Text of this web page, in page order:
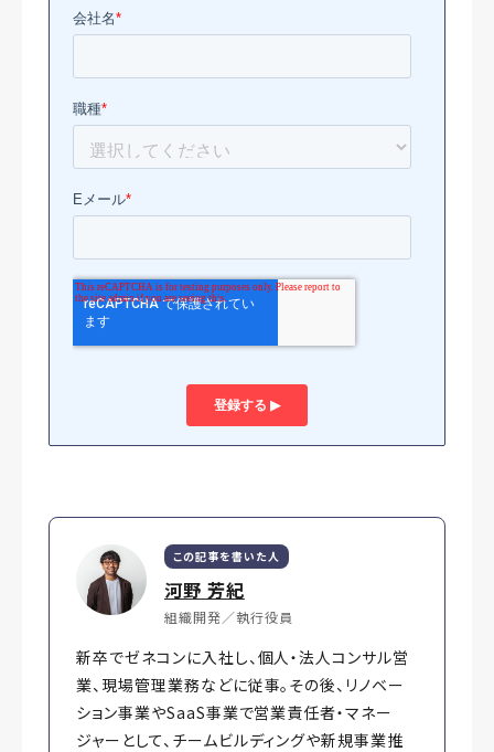
この記事を書いた人
河野 芳紀
組織開発／執行役員
新卒でゼネコンに入社し、個人・法人コンサル営
業、現場管理業務などに従事。その後、リノベー
ション事業やSaaS事業で営業責任者・マネー
ジャーとして、チームビルディングや新規事業推